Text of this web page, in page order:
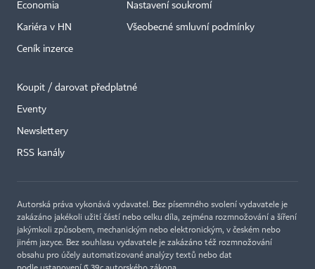
Economia
Kariéra v HN
Ceník inzerce
Nastavení soukromí
Všeobecné smluvní podmínky
Koupit / darovat předplatné
Eventy
Newslettery
RSS kanály
Autorská práva vykonává vydavatel. Bez písemného svolení vydavatele je
zakázáno jakékoli užití částí nebo celku díla, zejména rozmnožování a šíření
jakýmkoli způsobem, mechanickým nebo elektronickým, v českém nebo
jiném jazyce. Bez souhlasu vydavatele je zakázáno též rozmnožování
obsahu pro účely automatizované analýzy textů nebo dat